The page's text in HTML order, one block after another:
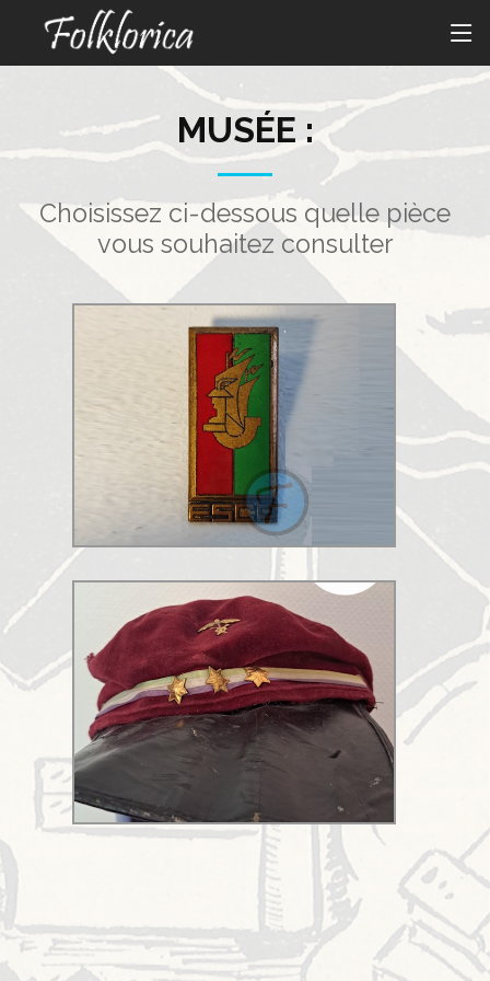
MUSÉE :
Choisissez ci-dessous quelle pièce
vous souhaitez consulter